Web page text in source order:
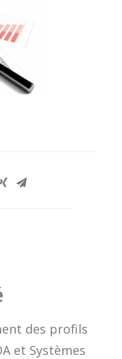
des profils
et Systèmes